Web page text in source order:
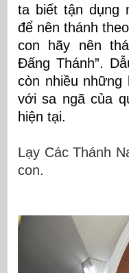
ta biết tận dụng
để nên thánh
con hãy nên
Đấng Thánh”.
còn nhiều những
với sa ngã của
hiện tại.
Lạy Các Thánh
con.